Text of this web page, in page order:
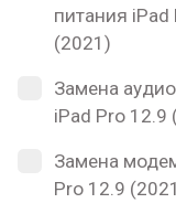
питания iPad
(2021)
Замена
iPad Pro 12.9
Замена
Pro 12.9